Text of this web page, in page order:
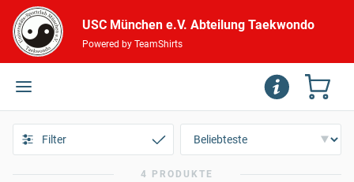
USC München e.V. Abteilung Taekwondo
Powered by TeamShirts
Filter
4 PRODUKTE